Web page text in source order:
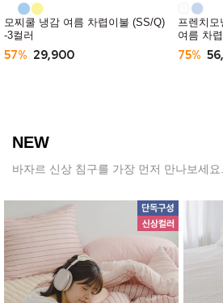
모찌쿨 냉감 여름 차렵이불 (SS/Q)
-3컬러
57% 29,900
프렌치
여름 차
75%
NEW
바자르 신상 침구를 가장 먼저 만나보세요.